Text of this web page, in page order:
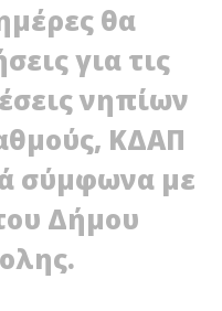
ΟΙ ΑΙΤΗΣΕΙΣ ΓΙΑ
θα
για τις
νηπίων
ΚΔΑΠ
σύμφωνα με
Δήμου